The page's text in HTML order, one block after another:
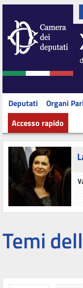
Deputati Organi
Accesso rapido
Temi